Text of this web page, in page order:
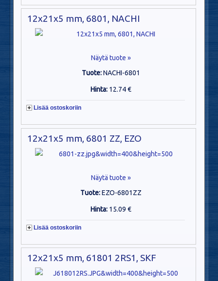
12x21x5 mm, 6801, NACHI
Näytä tuote »
Tuote:NACHI-6801
Hinta: 12.74 €
Lisää ostoskoriin
12x21x5 mm, 6801 ZZ, EZO
Näytä tuote »
Tuote:EZO-6801ZZ
Hinta: 15.09 €
Lisää ostoskoriin
12x21x5 mm, 61801 2RS1, SKF